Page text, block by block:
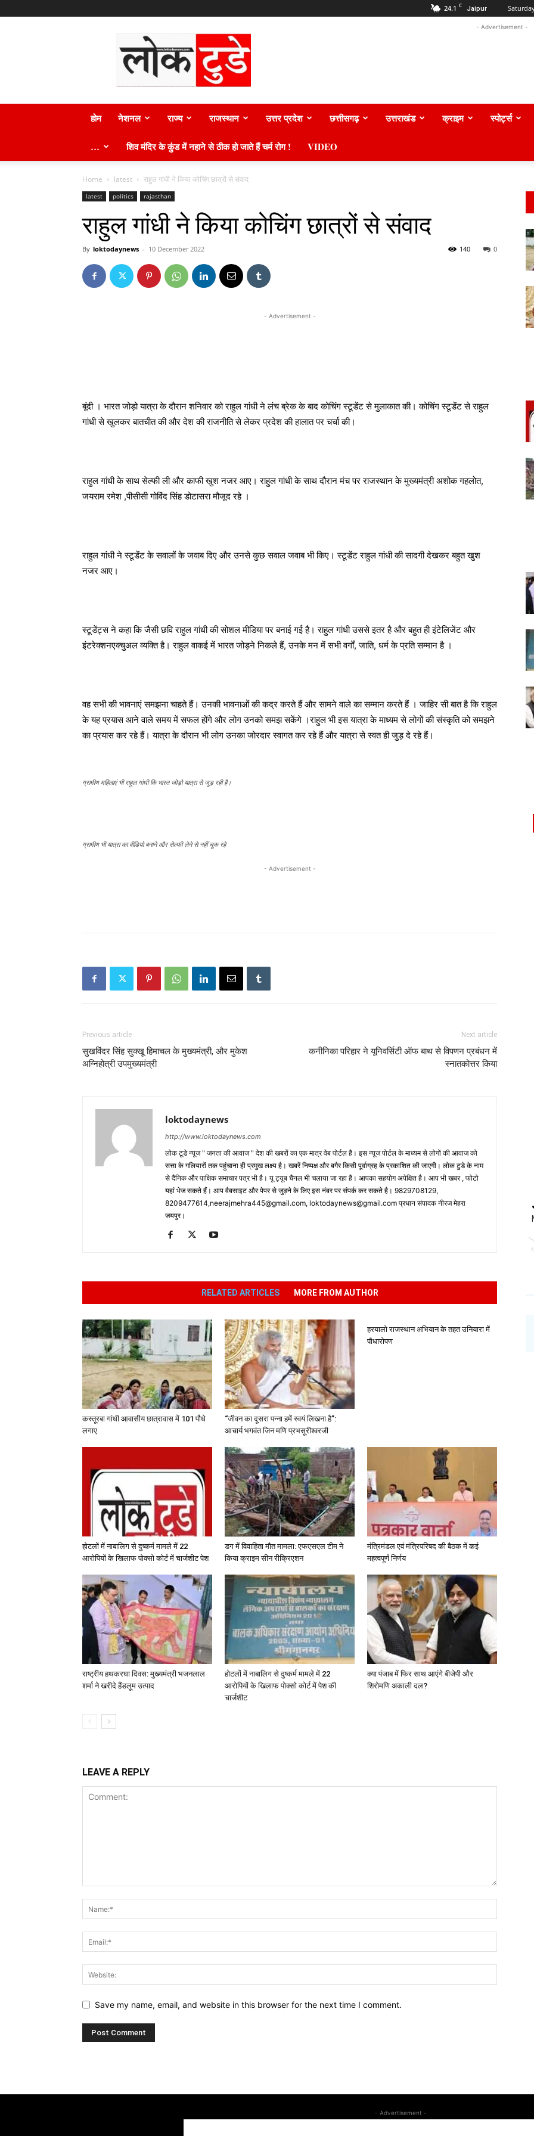
24.1 C Jaipur
टुडे
न्यूज़
- Advertisement -
होम नेशनल राज्य राजस्थान उत्तर प्रदेश छत्तीसगढ़ उत्तराखंड क्राइम स्पोर्ट्स
… शिव मंदिर के कुंड में नहाने से ठीक हो जाते हैं चर्म रोग ! VIDEO
Home latest राहुल गांधी ने किया कोचिंग छात्रों से संवाद
latest politics rajasthan
राहुल गांधी ने किया कोचिंग छात्रों से संवाद
By loktodaynews - 10 December 2022 0
140
- Advertisement -
बूंदी । भारत जोड़ो यात्रा के दौरान शनिवार को राहुल गांधी ने लंच ब्रेक के बाद कोचिंग स्टूडेंट से मुलाकात की। कोचिंग स्टूडेंट से राहुल
गांधी से खुलकर बातचीत की और देश की राजनीति से लेकर प्रदेश की हालात पर चर्चा की।
राहुल गांधी के साथ सेल्फी ली और काफी खुश नजर आए। राहुल गांधी के साथ दौरान मंच पर राजस्थान के मुख्यमंत्री अशोक गहलोत,
जयराम रमेश ,पीसीसी गोविंद सिंह डोटासरा मौजूद रहे ।
राहुल गांधी ने स्टूडेंट के सवालों के जवाब दिए और उनसे कुछ सवाल जवाब भी किए। स्टूडेंट राहुल गांधी की सादगी देखकर बहुत खुश
नजर आए।
स्टूडेंट्स ने कहा कि जैसी छवि राहुल गांधी की सोशल मीडिया पर बनाई गई है। राहुल गांधी उससे इतर है और बहुत ही इंटेलिजेंट और
इंटरेक्शनएक्चुअल व्यक्ति है। राहुल वाकई में भारत जोड़ने निकले हैं, उनके मन में सभी वर्गों, जाति, धर्म के प्रति सम्मान है ।
वह सभी की भावनाएं समझना चाहते हैं। उनकी भावनाओं की कद्र करते हैं और सामने वाले का सम्मान करते हैं । जाहिर सी बात है कि राहुल
के यह प्रयास आने वाले समय में सफल होंगे और लोग उनको समझ सकेंगे ।राहुल भी इस यात्रा के माध्यम से लोगों की संस्कृति को समझने
का प्रयास कर रहे हैं। यात्रा के दौरान भी लोग उनका जोरदार स्वागत कर रहे हैं और यात्रा से स्वत ही जुड़ दे रहे हैं।
ग्रामीण महिलाएं भी राहुल गांधी कि भारत जोड़ो यात्रा से जुड़ रही है।
ग्रामीण भी यात्रा का वीडियो बनाने और सेल्फी लेने से नहीं चूक रहे
- Advertisement -
Previous article
सुखविंदर सिंह सुक्खू हिमाचल के मुख्यमंत्री, और मुकेश
अग्निहोत्री उपमुख्यमंत्री
Next article
कनीनिका परिहार ने यूनिवर्सिटी ऑफ बाथ से विपणन प्रबंधन में
स्नातकोत्तर किया
loktodaynews
http://www.loktodaynews.com
लोक टूडे न्यूज " जनता की आवाज " देश की खबरों का एक मात्र वेब पोर्टल है। इस न्यूज पोर्टल के माध्यम से लोगों की आवाज को
सत्ता के गलियारों तक पहुंचाना ही प्रमुख लक्ष्य है। खबरें निष्पक्ष और बगैर किसी पूर्वाग्रह के प्रकाशित की जाएगी। लोक टुडे के नाम
से दैनिक और पाक्षिक समाचार पत्र भी है। यू ट्यूब चैनल भी चलाया जा रहा है। आपका सहयोग अपेक्षित है। आप भी खबर , फोटो
यहां भेज सकते हैं। आप वैबसाइट और पेपर से जुड़ने के लिए इस नंबर पर संपर्क कर सकते है। 9829708129,
8209477614,neerajmehra445@gmail.com, loktodaynews@gmail.com प्रधान संपादक नीरज मेहरा
जयपुर।
RELATED ARTICLES MORE FROM AUTHOR
कस्तूरबा गांधी आवासीय छात्रावास में 101 पौधे
लगाए
“जीवन का दूसरा पन्ना हमें स्वयं लिखना है”:
आचार्य भगवंत जिन मणि प्रभसूरीश्वरजी
हरयालो राजस्थान अभियान के तहत उनियारा में
पौधारोपण
होटलों में नाबालिग से दुष्कर्म मामले में 22
आरोपियों के खिलाफ पोक्सो कोर्ट में चार्जशीट पेश
डग में विवाहिता मौत मामला: एफएसएल टीम ने
किया क्राइम सीन रीक्रिएशन
मंत्रिमंडल एवं मंत्रिपरिषद की बैठक में कई
महत्वपूर्ण निर्णय
राष्ट्रीय हथकरघा दिवस: मुख्यमंत्री भजनलाल
शर्मा ने खरीदे हैंडलूम उत्पाद
होटलों में नाबालिग से दुष्कर्म मामले में 22
आरोपियों के खिलाफ पोक्सो कोर्ट में पेश की
चार्जशीट
क्या पंजाब में फिर साथ आएंगे बीजेपी और
शिरोमणि अकाली दल?
LEAVE A REPLY
Save my name, email, and website in this browser for the next time I comment.
- Advertisement -